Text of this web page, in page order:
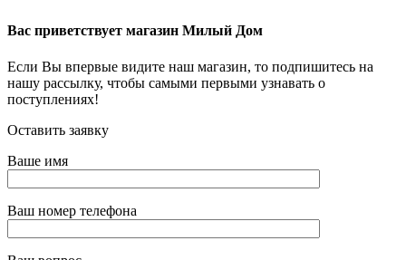
Вас приветствует магазин Милый Дом
Если Вы впервые видите наш магазин, то подпишитесь на
нашу рассылку, чтобы самыми первыми узнавать о
поступлениях!
Оставить заявку
Ваше имя
Ваш номер телефона